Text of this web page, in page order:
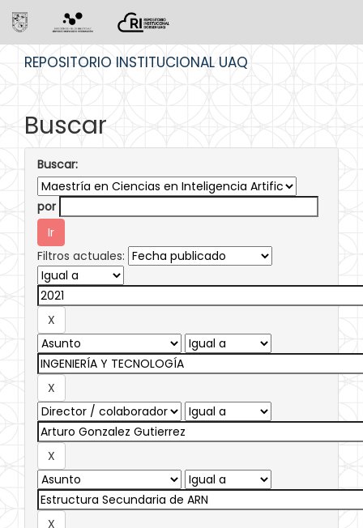
REPOSITORIO INSTITUCIONAL UAQ
Buscar
Buscar:
por
Filtros actuales: